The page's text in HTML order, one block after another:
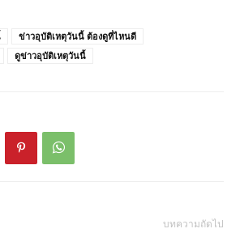
ข่าวอุบัติเหตุวันนี้ ต้องดูที่ไหนดี
ดูข่าวอุบัติเหตุวันนี้
บทความถัดไป